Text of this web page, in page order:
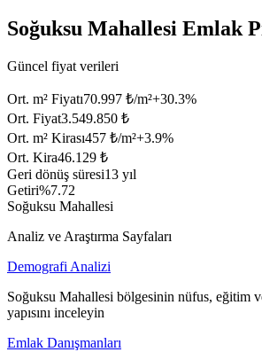
Soğuksu Mahallesi Emlak
Güncel fiyat verileri
Ort. m² Fiyatı70.997 ₺/m²+30.3%
Ort. Fiyat3.549.850 ₺
Ort. m² Kirası457 ₺/m²+3.9%
Ort. Kira46.129 ₺
Geri dönüş süresi13 yıl
Getiri%7.72
Soğuksu Mahallesi
Analiz ve Araştırma Sayfaları
Demografi Analizi
Soğuksu Mahallesi bölgesinin nüfus, eğitim
yapısını inceleyin
Emlak Danışmanları